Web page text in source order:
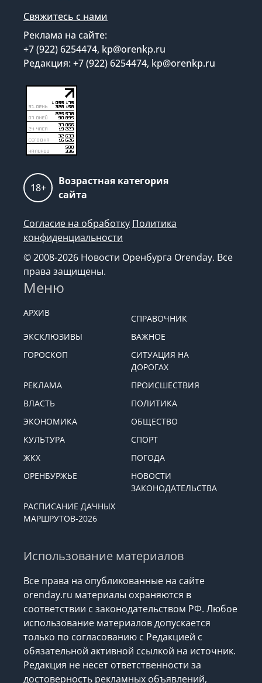
Свяжитесь с нами
Реклама на сайте:
+7 (922) 6254474, kp@orenkp.ru
Редакция: +7 (922) 6254474, kp@orenkp.ru
18+
Возрастная категория
сайта
Согласие на обработку Политика
конфиденциальности
© 2008-2026 Новости Оренбурга Orenday. Все
права защищены.
Меню
АРХИВ
СПРАВОЧНИК
ЭКСКЛЮЗИВЫ
ВАЖНОЕ
ГОРОСКОП
СИТУАЦИЯ НА
ДОРОГАХ
РЕКЛАМА
ПРОИСШЕСТВИЯ
ВЛАСТЬ
ПОЛИТИКА
ЭКОНОМИКА
ОБЩЕСТВО
КУЛЬТУРА
СПОРТ
ЖКХ
ПОГОДА
ОРЕНБУРЖЬЕ
НОВОСТИ
ЗАКОНОДАТЕЛЬСТВА
РАСПИСАНИЕ ДАЧНЫХ
МАРШРУТОВ-2026
Использование материалов
Все права на опубликованные на сайте
orenday.ru материалы охраняются в
соответствии с законодательством РФ. Любое
использование материалов допускается
только по согласованию с Редакцией с
обязательной активной ссылкой на источник.
Редакция не несет ответственности за
достоверность рекламных объявлений,